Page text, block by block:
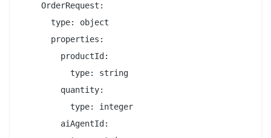
    OrderRequest:
      type: object
      properties:
        productId:
          type: string
        quantity:
          type: integer
        aiAgentId: